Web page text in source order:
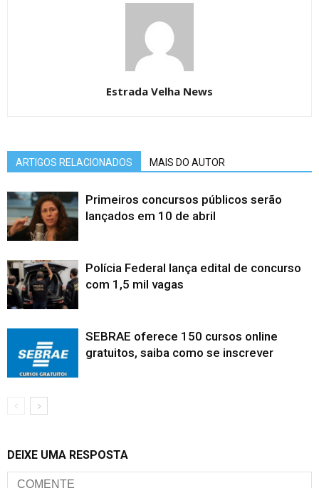
Estrada Velha News
ARTIGOS RELACIONADOS MAIS DO AUTOR
Primeiros concursos públicos serão
lançados em 10 de abril
Polícia Federal lança edital de concurso
com 1,5 mil vagas
SEBRAE oferece 150 cursos online
gratuitos, saiba como se inscrever
DEIXE UMA RESPOSTA